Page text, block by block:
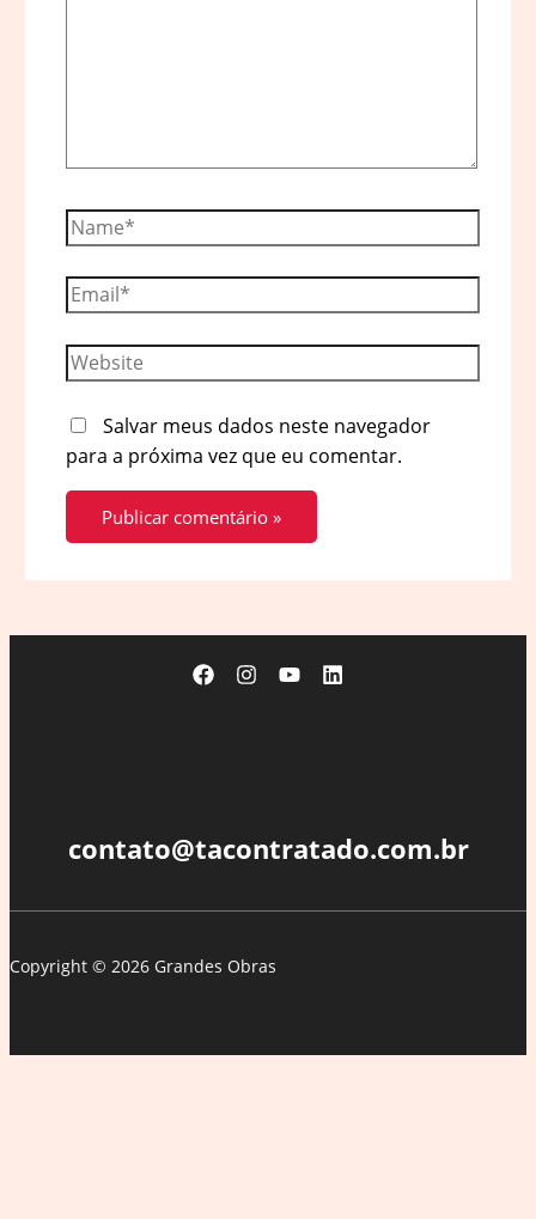
Name*
Email*
Website
Salvar meus dados neste navegador
para a próxima vez que eu comentar.
contato@tacontratado.com.br
Copyright © 2026 Grandes Obras